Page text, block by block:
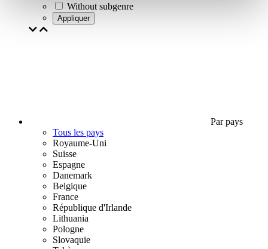
Without subgenre
Appliquer
Par pays
Tous les pays
Royaume-Uni
Suisse
Espagne
Danemark
Belgique
France
République d'Irlande
Lithuania
Pologne
Slovaquie